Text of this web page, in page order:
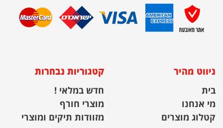
ניווט מהיר
בית
מי אנחנו
קטלוג מוצרים
קטגוריות נבחרות
חדש במלאי !
מוצרי חורף
מזוודות תיקים ומוצרי